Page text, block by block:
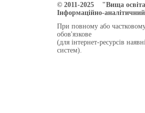
© 2011-2025 "Вища
Інформаційно-
При повному або
обов'язкове
(для інтернет-ресурсів
систем).